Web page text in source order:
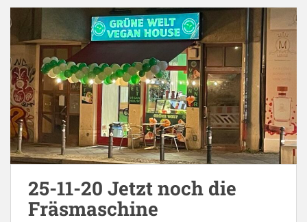
25-11-20 Jetzt noch die
Fräsmaschine